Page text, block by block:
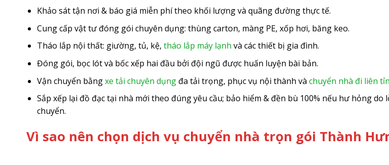
Khảo sát tận nơi & báo giá miễn phí theo khối lượng và quãng đường thực tế.
Cung cấp vật tư đóng gói chuyên dụng: thùng carton, màng PE, xốp hơi, băng keo.
Tháo lắp nội thất: giường, tủ, kệ, tháo lắp máy lạnh và các thiết bị gia đình.
Đóng gói, bọc lót và bốc xếp hai đầu bởi đội ngũ được huấn luyện bài bản.
Vận chuyển bằngxe tải chuyên dụngđa tải trọng, phục vụ nội thành và chuyển nhà đi liên
Sắp xếp lại đồ đạc tại nhà mới theo đúng yêu cầu; bảo hiểm & đền bù 100% nếu hư hỏng do
chuyển.
Vì sao nên chọn dịch vụ chuyển nhà trọn gói Thành